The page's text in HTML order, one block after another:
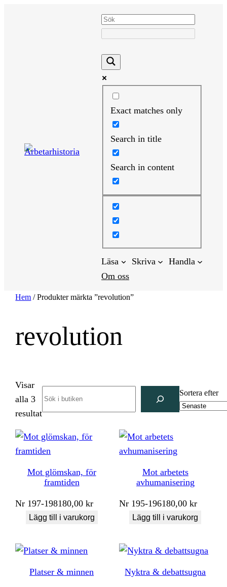
Exact matches only
Search in title
Search in content
Läsa Skriva
Handla
Om oss
Hem / Produkter märkta ”revolution”
revolution
Visar
alla 3
resultatSortera
senaste
Sortera efter
Mot glömskan, för
framtiden
Nr 197-198180,00kr
Lägg till i varukorg
Mot arbetets
avhumanisering
Nr 195-196180,00kr
Lägg till i varukorg
Platser & minnen Nyktra & debattsugna